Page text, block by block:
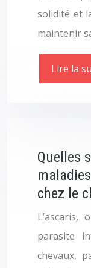
solidité et
maintenir
Lire la
Quelles
chez le
parasite
chevaux,